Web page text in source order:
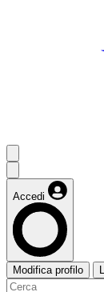
Accedi
Modifica profilo